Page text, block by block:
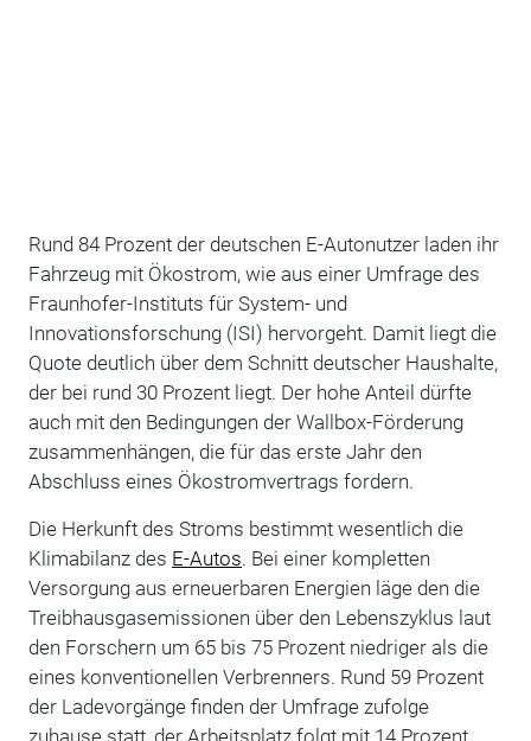
Rund 84 Prozent der deutschen E-Autonutzer laden ihr
Fahrzeug mit Ökostrom, wie aus einer Umfrage des
Fraunhofer-Instituts für System- und
Innovationsforschung (ISI) hervorgeht. Damit liegt die
Quote deutlich über dem Schnitt deutscher Haushalte,
der bei rund 30 Prozent liegt. Der hohe Anteil dürfte
auch mit den Bedingungen der Wallbox-Förderung
zusammenhängen, die für das erste Jahr den
Abschluss eines Ökostromvertrags fordern.
Die Herkunft des Stroms bestimmt wesentlich die
Klimabilanz des E-Autos. Bei einer kompletten
Versorgung aus erneuerbaren Energien läge den die
Treibhausgasemissionen über den Lebenszyklus laut
den Forschern um 65 bis 75 Prozent niedriger als die
eines konventionellen Verbrenners. Rund 59 Prozent
der Ladevorgänge finden der Umfrage zufolge
zuhause statt, der Arbeitsplatz folgt mit 14 Prozent.